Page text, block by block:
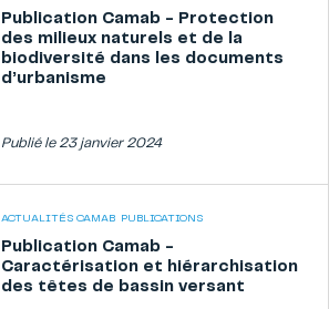
Publication Camab - Protection
des milieux naturels et de la
biodiversité dans les documents
d’urbanisme
Publié le 23 janvier 2024
ACTUALITÉS CAMAB PUBLICATIONS
Publication Camab -
Caractérisation et hiérarchisation
des têtes de bassin versant